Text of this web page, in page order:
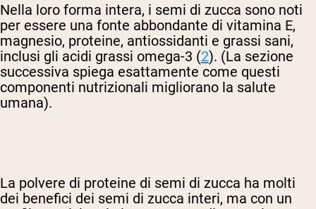
Nella loro forma intera, i semi di zucca sono noti
per essere una fonte abbondante di vitamina E,
magnesio, proteine, antiossidanti e grassi sani,
inclusi gli acidi grassi omega-3 (2). (La sezione
successiva spiega esattamente come questi
componenti nutrizionali migliorano la salute
umana).
La polvere di proteine di semi di zucca ha molti
dei benefici dei semi di zucca interi, ma con un